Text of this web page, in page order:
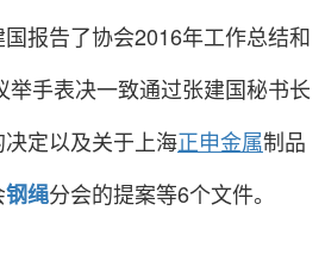
报告了协会2016年工作总结和
手表决一致通过张建国秘书长
定以及关于上海正申金属制品
钢绳分会的提案等6个文件。